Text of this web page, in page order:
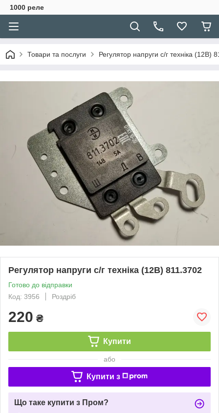
1000 реле
Товари та послуги Регулятор напруги с/г техніка (12В)
Регулятор напруги с/г техніка (12В) 811.3702
Готово до відправки
Код: 3956
Роздріб
220 ₴
Купити
або
Купити з
Що таке купити з Пром?